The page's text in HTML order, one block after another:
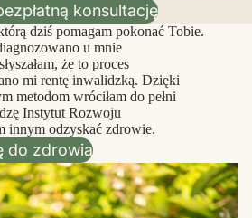
konsultację
dziś pomagam pokonać Tobie.
u mnie
że to proces
mi rentę inwalidzką. Dzięki
metodom wróciłam do pełni
Instytut Rozwoju
innym odzyskać zdrowie.
do zdrowia